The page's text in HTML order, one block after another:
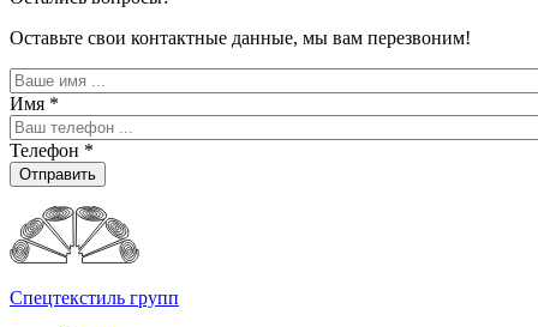
Оставьте свои контактные данные, мы вам перезвоним!
Имя *
Телефон *
Отправить
Спецтекстиль групп